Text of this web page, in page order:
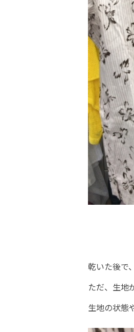
乾いた後で
ただ、生地
生地の状態